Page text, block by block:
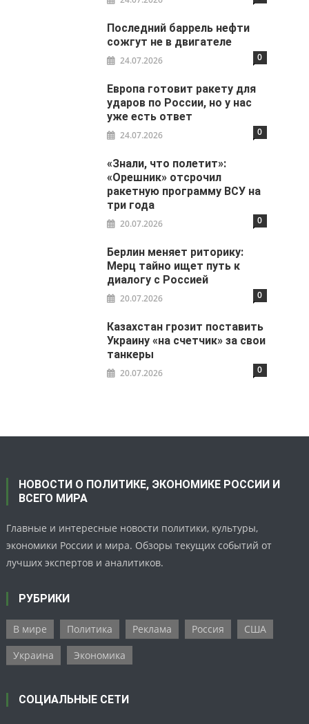
Последний баррель нефти
сожгут не в двигателе
24.07.2026 0
Европа готовит ракету для
ударов по России, но у нас
уже есть ответ
24.07.2026 0
«Знали, что полетит»:
«Орешник» отсрочил
ракетную программу ВСУ на
три года
20.07.2026 0
Берлин меняет риторику:
Мерц тайно ищет путь к
диалогу с Россией
20.07.2026 0
Казахстан грозит поставить
Украину «на счетчик» за свои
танкеры
20.07.2026 0
НОВОСТИ О ПОЛИТИКЕ, ЭКОНОМИКЕ РОССИИ И
ВСЕГО МИРА
Главные и интересные новости политики, культуры,
экономики России и мира. Обзоры текущих событий от
лучших экспертов и аналитиков.
РУБРИКИ
В мире Политика Реклама Россия
США
Украина
Экономика
СОЦИАЛЬНЫЕ СЕТИ